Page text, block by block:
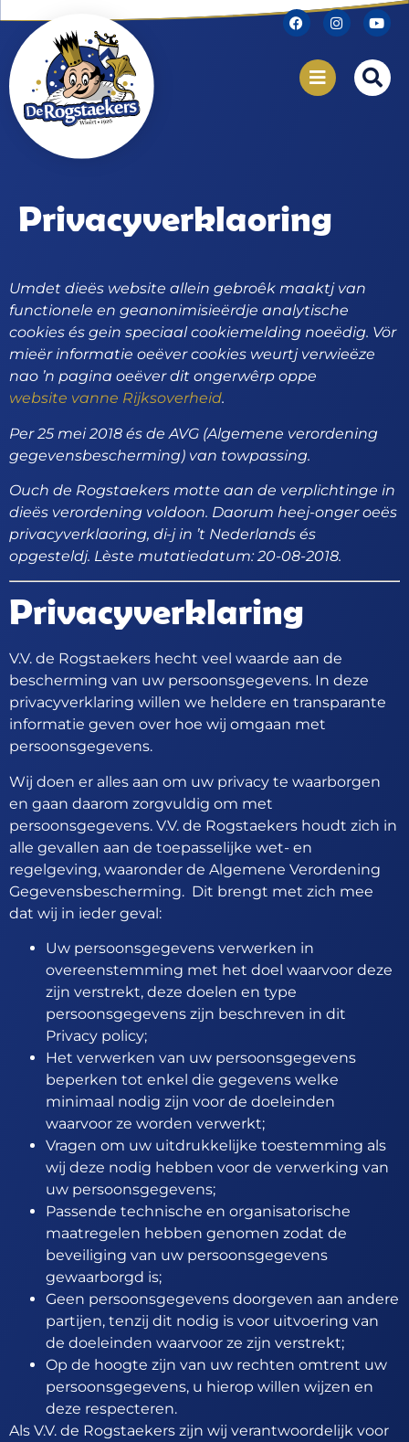
Privacyverklaoring
Umdet dieës website allein gebroêk maaktj van
functionele en geanonimisieërdje analytische
cookies és gein speciaal cookiemelding noeëdig. Vör
mieër informatie oeëver cookies weurtj verwieëze
nao ’n pagina oeëver dit ongerwêrp oppe
website vanne Rijksoverheid.
Per 25 mei 2018 és de AVG (Algemene verordening
gegevensbescherming) van towpassing.
Ouch de Rogstaekers motte aan de verplichtinge in
dieës verordening voldoon. Daorum heej-onger oeës
privacyverklaoring, di-j in ’t Nederlands és
opgesteldj. Lèste mutatiedatum: 20-08-2018.
Privacyverklaring
V.V. de Rogstaekers hecht veel waarde aan de
bescherming van uw persoonsgegevens. In deze
privacyverklaring willen we heldere en transparante
informatie geven over hoe wij omgaan met
persoonsgegevens.
Wij doen er alles aan om uw privacy te waarborgen
en gaan daarom zorgvuldig om met
persoonsgegevens. V.V. de Rogstaekers houdt zich in
alle gevallen aan de toepasselijke wet- en
regelgeving, waaronder de Algemene Verordening
Gegevensbescherming. Dit brengt met zich mee
dat wij in ieder geval:
Uw persoonsgegevens verwerken in
overeenstemming met het doel waarvoor deze
zijn verstrekt, deze doelen en type
persoonsgegevens zijn beschreven in dit
Privacy policy;
Het verwerken van uw persoonsgegevens
beperken tot enkel die gegevens welke
minimaal nodig zijn voor de doeleinden
waarvoor ze worden verwerkt;
Vragen om uw uitdrukkelijke toestemming als
wij deze nodig hebben voor de verwerking van
uw persoonsgegevens;
Passende technische en organisatorische
maatregelen hebben genomen zodat de
beveiliging van uw persoonsgegevens
gewaarborgd is;
Geen persoonsgegevens doorgeven aan andere
partijen, tenzij dit nodig is voor uitvoering van
de doeleinden waarvoor ze zijn verstrekt;
Op de hoogte zijn van uw rechten omtrent uw
persoonsgegevens, u hierop willen wijzen en
deze respecteren.
Als V.V. de Rogstaekers zijn wij verantwoordelijk voor